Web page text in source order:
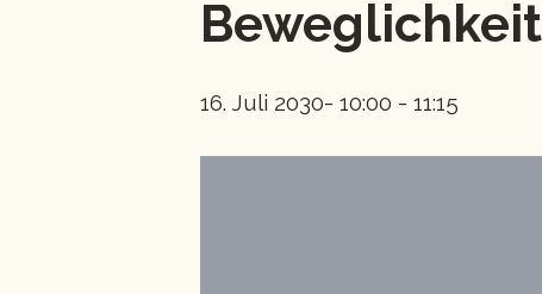
16. Juli 2030- 10:00 - 11:15